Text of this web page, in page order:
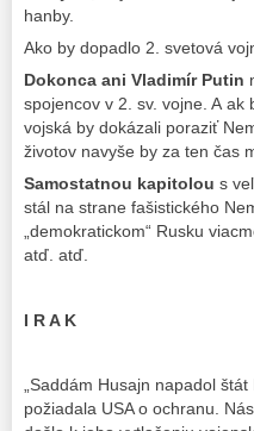
hanby.
Ako by dopadlo 2. svetová
Dokonca ani Vladimír Putin
spojencov v 2. sv. vojne. A
vojská by dokázali poraziť
životov navyše by za ten čas
Samostatnou kapitolou s
stál na strane fašistického
„demokratickom“ Rusku
atď. atď.
I R A K
„Saddám Husajn napadol
požiadala USA o ochranu.